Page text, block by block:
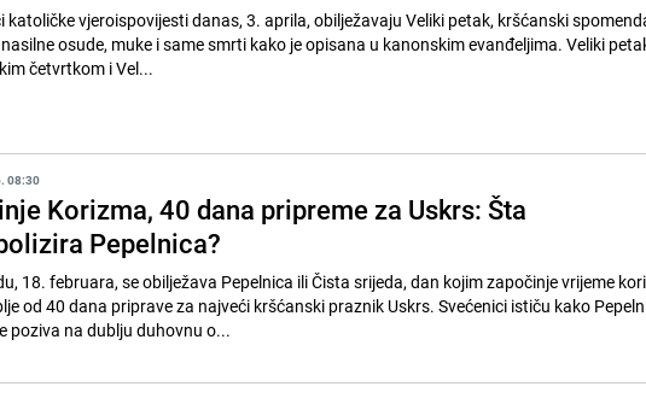
katoličke vjeroispovijesti danas, 3. aprila, obilježavaju Veliki petak, kršćanski
osude, muke i same smrti kako je opisana u kanonskim evanđeljima. Veliki
četvrtkom i Vel...
08:30
Korizma, 40 dana pripreme za Uskrs: Šta
Pepelnica?
18. februara, se obilježava Pepelnica ili Čista srijeda, dan kojim započinje vrijeme
od 40 dana priprave za najveći kršćanski praznik Uskrs. Svećenici ističu kako
poziva na dublju duhovnu o...